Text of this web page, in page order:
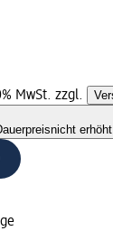
MwSt. zzgl.
nicht